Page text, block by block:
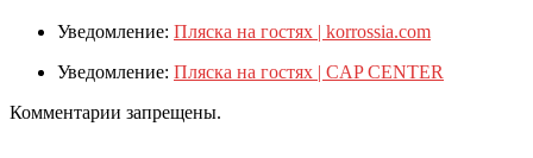
Уведомление: Пляска на гостях | korrossia.com
Уведомление: Пляска на гостях | CAP CENTER
Комментарии запрещены.